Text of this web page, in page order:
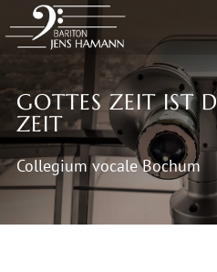
GOTTES ZEIT IST
ZEIT
Collegium vocale Bochum